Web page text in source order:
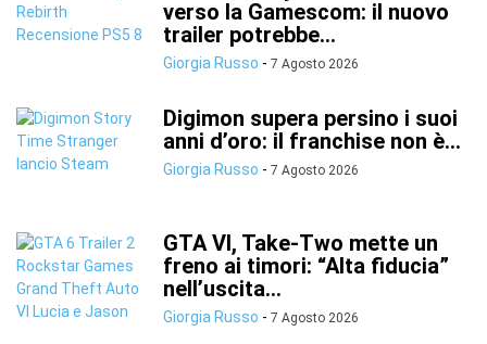
verso la Gamescom: il nuovo
trailer potrebbe...
Giorgia Russo - 7 Agosto 2026
Digimon supera persino i suoi
anni d’oro: il franchise non è...
Giorgia Russo - 7 Agosto 2026
GTA VI, Take-Two mette un
freno ai timori: “Alta fiducia”
nell’uscita...
Giorgia Russo - 7 Agosto 2026